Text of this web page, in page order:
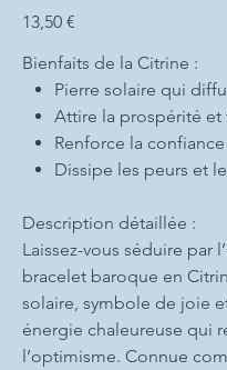
Prix
13,50 €
Bienfaits de la Citrine :
Pierre solaire qui
Attire la prospérité et
Renforce la
Dissipe les peurs et
Description détaillée :
Laissez-vous séduire par
bracelet baroque en
solaire, symbole de joie
énergie chaleureuse qui
l’optimisme. Connue